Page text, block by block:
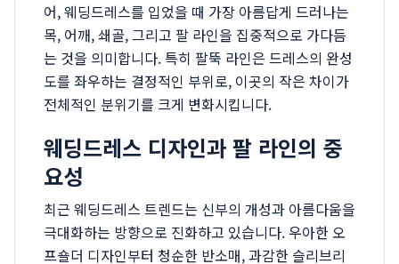
어, 웨딩드레스를 입었을 때 가장 아름답게 드러나는
목, 어깨, 쇄골, 그리고 팔 라인을 집중적으로 가다듬
는 것을 의미합니다. 특히 팔뚝 라인은 드레스의 완성
도를 좌우하는 결정적인 부위로, 이곳의 작은 차이가
전체적인 분위기를 크게 변화시킵니다.
웨딩드레스 디자인과 팔 라인의 중
요성
최근 웨딩드레스 트렌드는 신부의 개성과 아름다움을
극대화하는 방향으로 진화하고 있습니다. 우아한 오
프숄더 디자인부터 청순한 반소매, 과감한 슬리브리